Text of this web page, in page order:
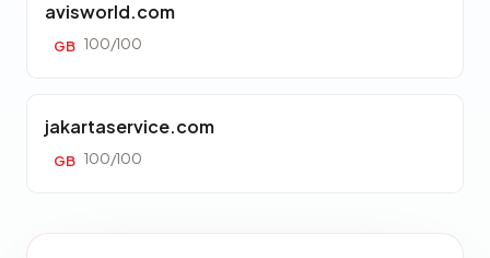
avisworld.com
GB 100/100
jakartaservice.com
GB 100/100